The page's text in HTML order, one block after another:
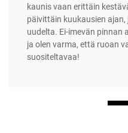
kaunis vaan erittäin
päivittäin kuukausien
uudelta. Ei-imevän pinnan
ja olen varma, että ruoan
suositeltavaa!